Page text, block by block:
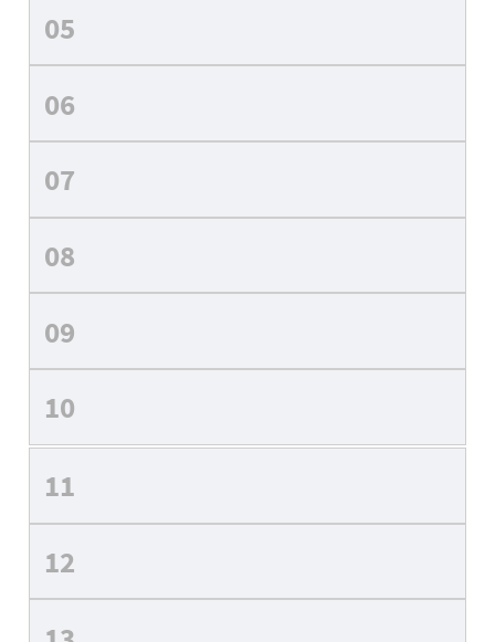
05
06
07
08
09
10
11
12